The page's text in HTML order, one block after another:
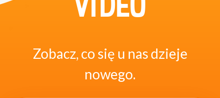
Zobacz, co się u nas dzieje
nowego.